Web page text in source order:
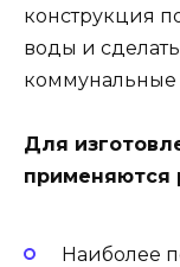
конструкция
воды и
коммунальные
Для
применяются
Наиболее